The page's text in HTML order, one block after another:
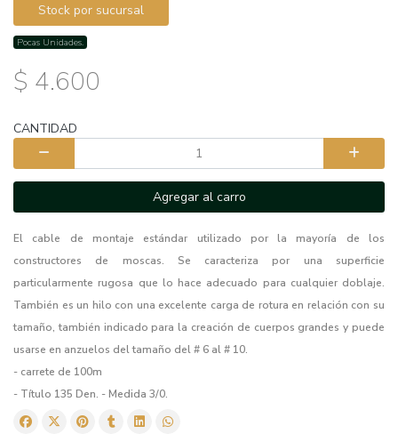
Stock por sucursal
Pocas Unidades.
$ 4.600
CANTIDAD
Agregar al carro
El cable de montaje estándar utilizado por la mayoría de los
constructores de moscas. Se caracteriza por una superficie
particularmente rugosa que lo hace adecuado para cualquier doblaje.
También es un hilo con una excelente carga de rotura en relación con su
tamaño, también indicado para la creación de cuerpos grandes y puede
usarse en anzuelos del tamaño del # 6 al # 10.
- carrete de 100m
- Título 135 Den. - Medida 3/0.